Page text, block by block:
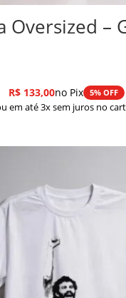
Oversized –
R$133,00no Pix 5% OFF
em até 3x sem juros no